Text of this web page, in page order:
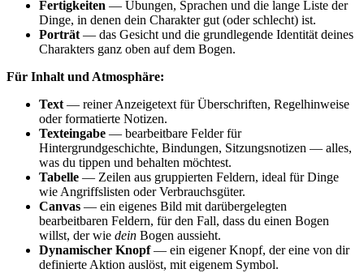
Fertigkeiten — Übungen, Sprachen und die lange Liste der
Dinge, in denen dein Charakter gut (oder schlecht) ist.
Porträt — das Gesicht und die grundlegende Identität deines
Charakters ganz oben auf dem Bogen.
Für Inhalt und Atmosphäre:
Text — reiner Anzeigetext für Überschriften, Regelhinweise
oder formatierte Notizen.
Texteingabe — bearbeitbare Felder für
Hintergrundgeschichte, Bindungen, Sitzungsnotizen — alles,
was du tippen und behalten möchtest.
Tabelle — Zeilen aus gruppierten Feldern, ideal für Dinge
wie Angriffslisten oder Verbrauchsgüter.
Canvas — ein eigenes Bild mit darübergelegten
bearbeitbaren Feldern, für den Fall, dass du einen Bogen
willst, der wie dein Bogen aussieht.
Dynamischer Knopf— ein eigener Knopf, der eine von dir
definierte Aktion auslöst, mit eigenem Symbol.